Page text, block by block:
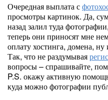
Очередная выплата с
просмотры картинок. Да,
назад залил туда
теперь они приносят мне
оплату хостинга, домена,
Так, что не раздумывая
вопросы – спрашивайте,
P.S. окажу активную
куда можно фотографии